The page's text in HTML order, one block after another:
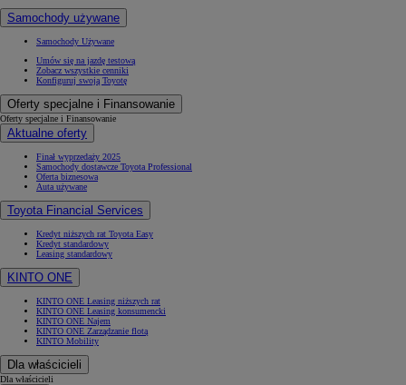
Samochody używane
Samochody Używane
Umów się na jazdę testową
Zobacz wszystkie cenniki
Konfiguruj swoją Toyotę
Oferty specjalne i Finansowanie
Oferty specjalne i Finansowanie
Aktualne oferty
Finał wyprzedaży 2025
Samochody dostawcze Toyota Professional
Oferta biznesowa
Auta używane
Toyota Financial Services
Kredyt niższych rat Toyota Easy
Kredyt standardowy
Leasing standardowy
KINTO ONE
KINTO ONE Leasing niższych rat
KINTO ONE Leasing konsumencki
KINTO ONE Najem
KINTO ONE Zarządzanie flotą
KINTO Mobility
Dla właścicieli
Dla właścicieli